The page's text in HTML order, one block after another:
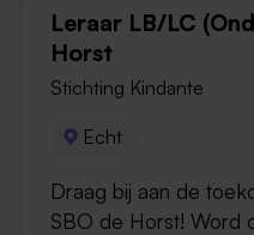
Leraar LB/LC
Horst
Stichting Kindante
Echt
Draag bij aan de
SBO de Horst! Word